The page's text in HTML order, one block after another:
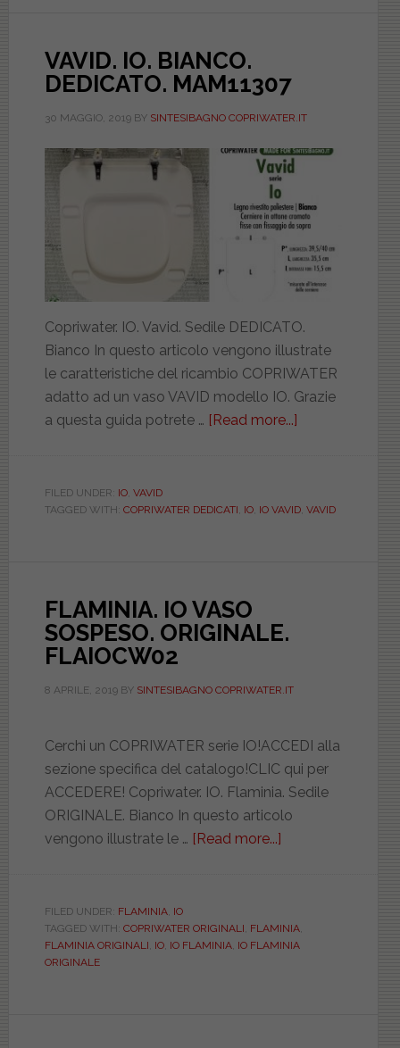
VAVID. IO. BIANCO.
DEDICATO. MAM11307
30 MAGGIO, 2019BY SINTESIBAGNO COPRIWATER.IT
Copriwater. IO. Vavid. Sedile DEDICATO.
Bianco In questo articolo vengono illustrate
le caratteristiche del ricambio COPRIWATER
adatto ad un vaso VAVID modello IO. Grazie
a questa guida potrete … [Read more...]
DEDICATO.
FILED UNDER: IO, VAVID
TAGGED WITH: COPRIWATER DEDICATI, IO, IO VAVID, VAVID
FLAMINIA. IO VASO
SOSPESO. ORIGINALE.
FLAIOCW02
8 APRILE, 2019BY SINTESIBAGNO COPRIWATER.IT
Cerchi un COPRIWATER serie IO!ACCEDI alla
sezione specifica del catalogo!CLIC qui per
ACCEDERE! Copriwater. IO. Flaminia. Sedile
ORIGINALE. Bianco In questo articolo
vengono illustrate le … [Read more...]
SOSPESO.
FILED UNDER: FLAMINIA, IO
TAGGED WITH: COPRIWATER ORIGINALI, FLAMINIA,
FLAMINIA ORIGINALI, IO, IO FLAMINIA, IO FLAMINIA
ORIGINALE